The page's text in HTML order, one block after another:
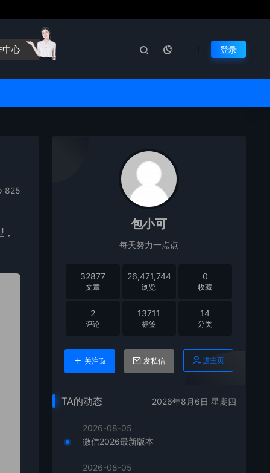
心 登录
825
，
包小可
每天努力一点点
32877
文章
26,471,744
浏览
0
收藏
2
评论
13711
标签
14
分类
关注Ta 发私信 进主页
TA的动态 2026年8月6日 星期四
2026-08-05
微信2026最新版本
2026-08-05